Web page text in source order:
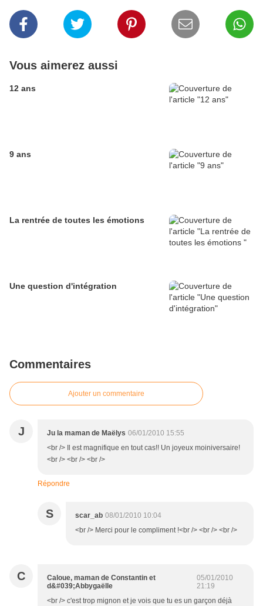
Vous aimerez aussi
12 ans
9 ans
La rentrée de toutes les émotions
Une question d'intégration
Commentaires
Ajouter un commentaire
J Ju la maman de Maëlys 06/01/2010 15:55
<br /> Il est magnifique en tout cas!! Un joyeux moiniversaire!
<br /> <br /> <br />
Répondre
S scar_ab 08/01/2010 10:04
<br /> Merci pour le compliment !<br /> <br /> <br />
C
Caloue, maman de Constantin et
d&#039;Abbygaëlle
05/01/2010
21:19
<br /> c'est trop mignon et je vois que tu es un garçon déjà